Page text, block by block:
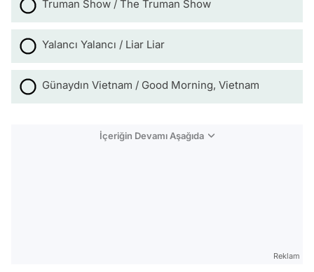
Truman Show / The Truman Show
Yalancı Yalancı / Liar Liar
Günaydın Vietnam / Good Morning, Vietnam
İçeriğin Devamı Aşağıda
Reklam